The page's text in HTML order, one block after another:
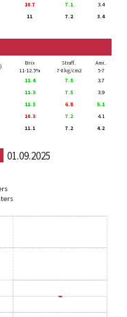
10.7 7.1
3.4
11 7.2 3.4
Brix
11-12.5%
Straff.
7-8kg/cm2
Ami.
5-7
11.4 7.5
3.7
11.3 7.5
3.9
11.3 6.8
5.1
10.3 7.2
4.1
11.1 7.2 4.2
01.09.2025